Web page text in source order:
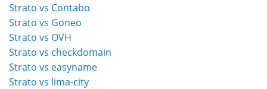
Strato vs Contabo
Strato vs Goneo
Strato vs OVH
Strato vs checkdomain
Strato vs easyname
Strato vs lima-city